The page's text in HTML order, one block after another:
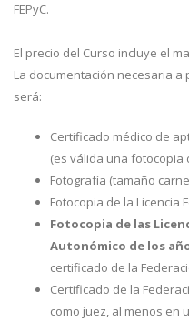
FEPyC.
El precio del Curso incluye el
La documentación necesaria
será:
Certificado médico de
(es válida una fotocopia
Fotografía (tamaño
Fotocopia de la Licencia
Fotocopia de las
Autonómico de los
certificado de la
Certificado de la
como juez, al menos en